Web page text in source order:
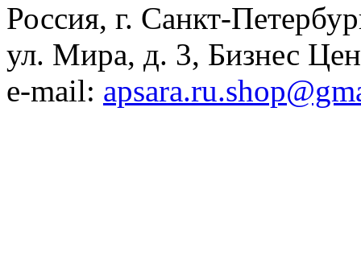
Россия, г. Санкт-
ул. Мира, д. 3, Бизнес
e-mail: